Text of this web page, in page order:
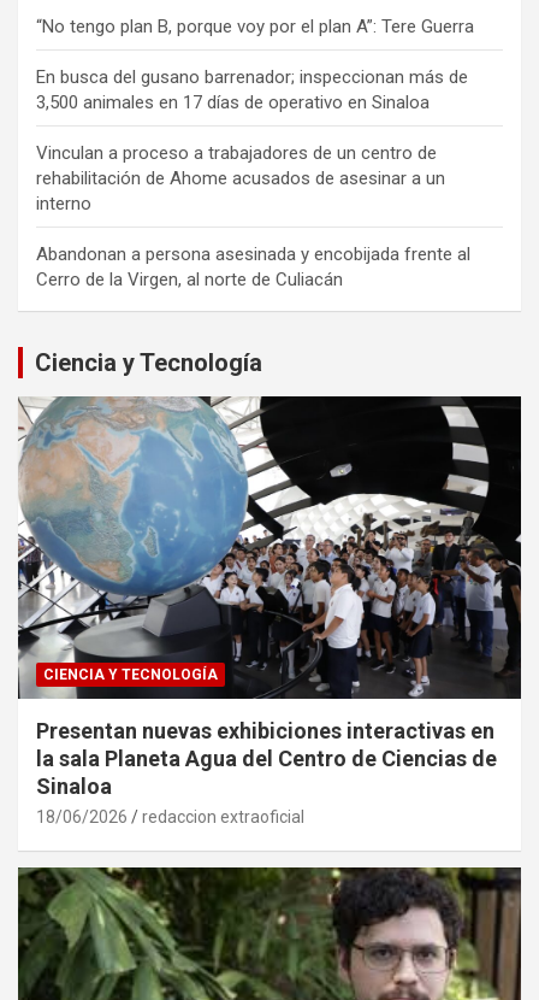
“No tengo plan B, porque voy por el plan A”: Tere Guerra
En busca del gusano barrenador; inspeccionan más de
3,500 animales en 17 días de operativo en Sinaloa
Vinculan a proceso a trabajadores de un centro de
rehabilitación de Ahome acusados de asesinar a un
interno
Abandonan a persona asesinada y encobijada frente al
Cerro de la Virgen, al norte de Culiacán
Ciencia y Tecnología
CIENCIA Y TECNOLOGÍA
Presentan nuevas exhibiciones interactivas en
la sala Planeta Agua del Centro de Ciencias de
Sinaloa
18/06/2026 redaccion extraoficial